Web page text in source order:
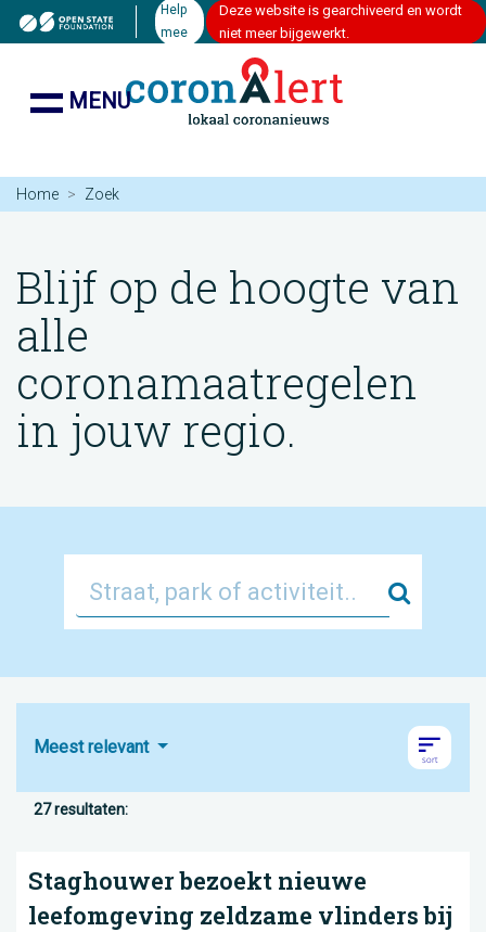
Help
mee
Deze website is gearchiveerd en wordt
niet meer bijgewerkt.
MENU
Home Zoek
Blijf op de hoogte van
alle
coronamaatregelen
in jouw regio.
Zoek
Meest relevant
27 resultaten:
Staghouwer bezoekt nieuwe
leefomgeving zeldzame vlinders bij